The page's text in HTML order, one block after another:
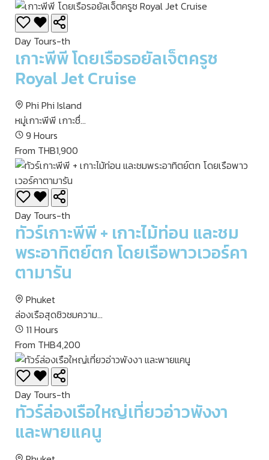
Day Tours-th
เกาะพีพี โดยเรือรอยัลเจ็ตครูซ
Royal Jet Cruise
Phi Phi Island
หมู่เกาะพีพี เกาะชื่...
9 Hours
From THB1,900
Day Tours-th
ทัวร์เกาะพีพี + เกาะไม้ท่อน และชม
พระอาทิตย์ตก โดยเรือพาวเวอร์คา
ตามารัน
Phuket
ล่องเรือสุดชิวชมความ...
11 Hours
From THB4,200
Day Tours-th
ทัวร์ล่องเรือใหญ่เที่ยวอ่าวพังงา
และพายแคนู